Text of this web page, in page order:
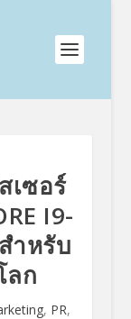
เซอร์
I9-
ำหรับ
ลก
, PR,